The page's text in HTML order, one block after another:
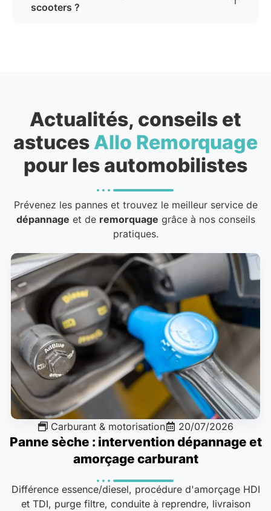
scooters ?
Actualités, conseils et
astuces Allo Remorquage
pour les automobilistes
Prévenez les pannes et trouvez le meilleur service de
dépannage et de remorquage grâce à nos conseils
pratiques.
Carburant & motorisation 20/07/2026
Panne sèche : intervention dépannage et
amorçage carburant
Différence essence/diesel, procédure d'amorçage HDI
et TDI, purge filtre, conduite à reprendre, livraison